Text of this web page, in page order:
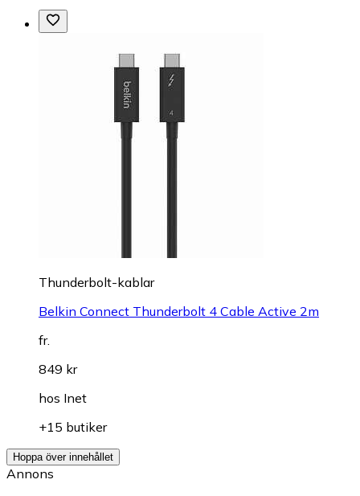
Thunderbolt-kablar
Belkin Connect Thunderbolt 4 Cable Active 2m
fr.
849 kr
hos Inet
+15 butiker
Hoppa över innehållet
Annons